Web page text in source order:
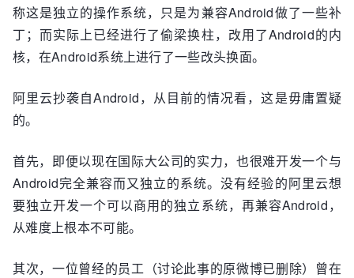
称这是独立的操作系统，只是为兼容Android做了一些补
丁；而实际上已经进行了偷梁换柱，改用了Android的内
核，在Android系统上进行了一些改头换面。
阿里云抄袭自Android，从目前的情况看，这是毋庸置疑
的。
首先，即便以现在国际大公司的实力，也很难开发一个与
Android完全兼容而又独立的系统。没有经验的阿里云想
要独立开发一个可以商用的独立系统，再兼容Android，
从难度上根本不可能。
其次，一位曾经的员工（讨论此事的原微博已删除）曾在